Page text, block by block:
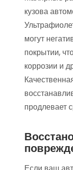
кузова
могут
покрытии,
коррозии и
продлевает